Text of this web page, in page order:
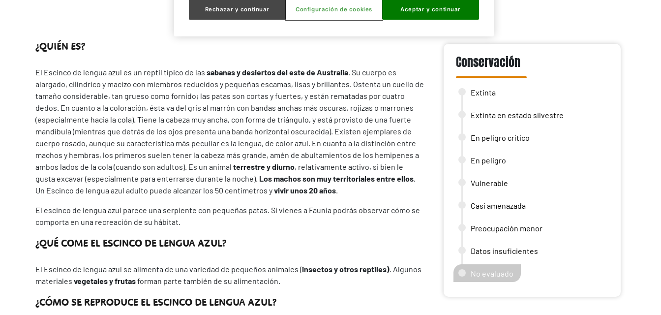
¿QUIÉN ES?
El Escinco de lengua azul es un reptil típico de las sabanas y desiertos del este de Australia. Su cuerpo es
alargado, cilíndrico y macizo con miembros reducidos y pequeñas escamas, lisas y brillantes. Ostenta un cuello de
tamaño considerable, tan grueso como fornido; las patas son cortas y fuertes, y están rematadas por cuatro
dedos. En cuanto a la coloración, ésta va del gris al marrón con bandas anchas más oscuras, rojizas o marrones
(especialmente hacia la cola). Tiene la cabeza muy ancha, con forma de triángulo, y está provisto de una fuerte
mandíbula (mientras que detrás de los ojos presenta una banda horizontal oscurecida). Existen ejemplares de
cuerpo rosado, aunque su característica más peculiar es la lengua, de color azul. En cuanto a la distinción entre
machos y hembras, los primeros suelen tener la cabeza más grande, amén de abultamientos de los hemipenes a
ambos lados de la cola (cuando son adultos). Es un animal terrestre y diurno, relativamente activo, si bien le
gusta excavar (especialmente para enterrarse durante la noche). Los machos son muy territoriales entre ellos.
Un Escinco de lengua azul adulto puede alcanzar los 50 centímetros yvivir unos 20 años.
El escinco de lengua azul parece una serpiente con pequeñas patas. Si vienes a Faunia podrás observar cómo se
comporta en una recreación de su hábitat.
¿QUÉ COME EL ESCINCO DE LENGUA AZUL?
El Escinco de lengua azul se alimenta de una variedad de pequeños animales (insectos y otros reptiles). Algunos
materiales vegetales y frutasforman parte también de su alimentación.
¿CÓMO SE REPRODUCE EL ESCINCO DE LENGUA AZUL?
Conservación
Extinta
Extinta en estado silvestre
En peligro crítico
En peligro
Vulnerable
Casi amenazada
Preocupación menor
Datos insuficientes
No evaluado
Rechazar y continuar Aceptar y continuar
Configuración de cookies